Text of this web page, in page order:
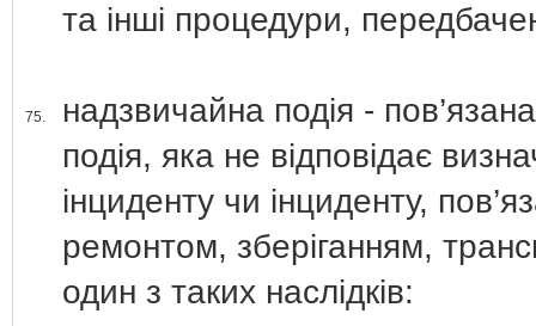
та інші процедури,
75.
надзвичайна подія -
подія, яка не відповідає
інциденту чи інциденту,
ремонтом, зберіганням,
один з таких наслідків: